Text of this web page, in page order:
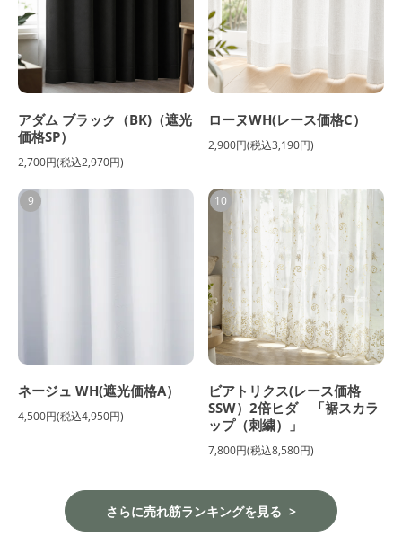
アダム ブラック（BK)（遮光
価格SP）
2,700円(税込2,970円)
ローヌWH(レース価格C）
2,900円(税込3,190円)
9
ネージュ WH(遮光価格A）
4,500円(税込4,950円)
10
ビアトリクス(レース価格
SSW）2倍ヒダ 「裾スカラ
ップ（刺繍）」
7,800円(税込8,580円)
さらに売れ筋ランキングを見る